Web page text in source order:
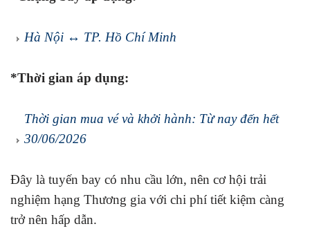
Hà Nội ↔ TP. Hồ Chí Minh
*Thời gian áp dụng:
Thời gian mua vé và khởi hành: Từ nay đến hết
30/06/2026
Đây là tuyến bay có nhu cầu lớn, nên cơ hội trải
nghiệm hạng Thương gia với chi phí tiết kiệm càng
trở nên hấp dẫn.